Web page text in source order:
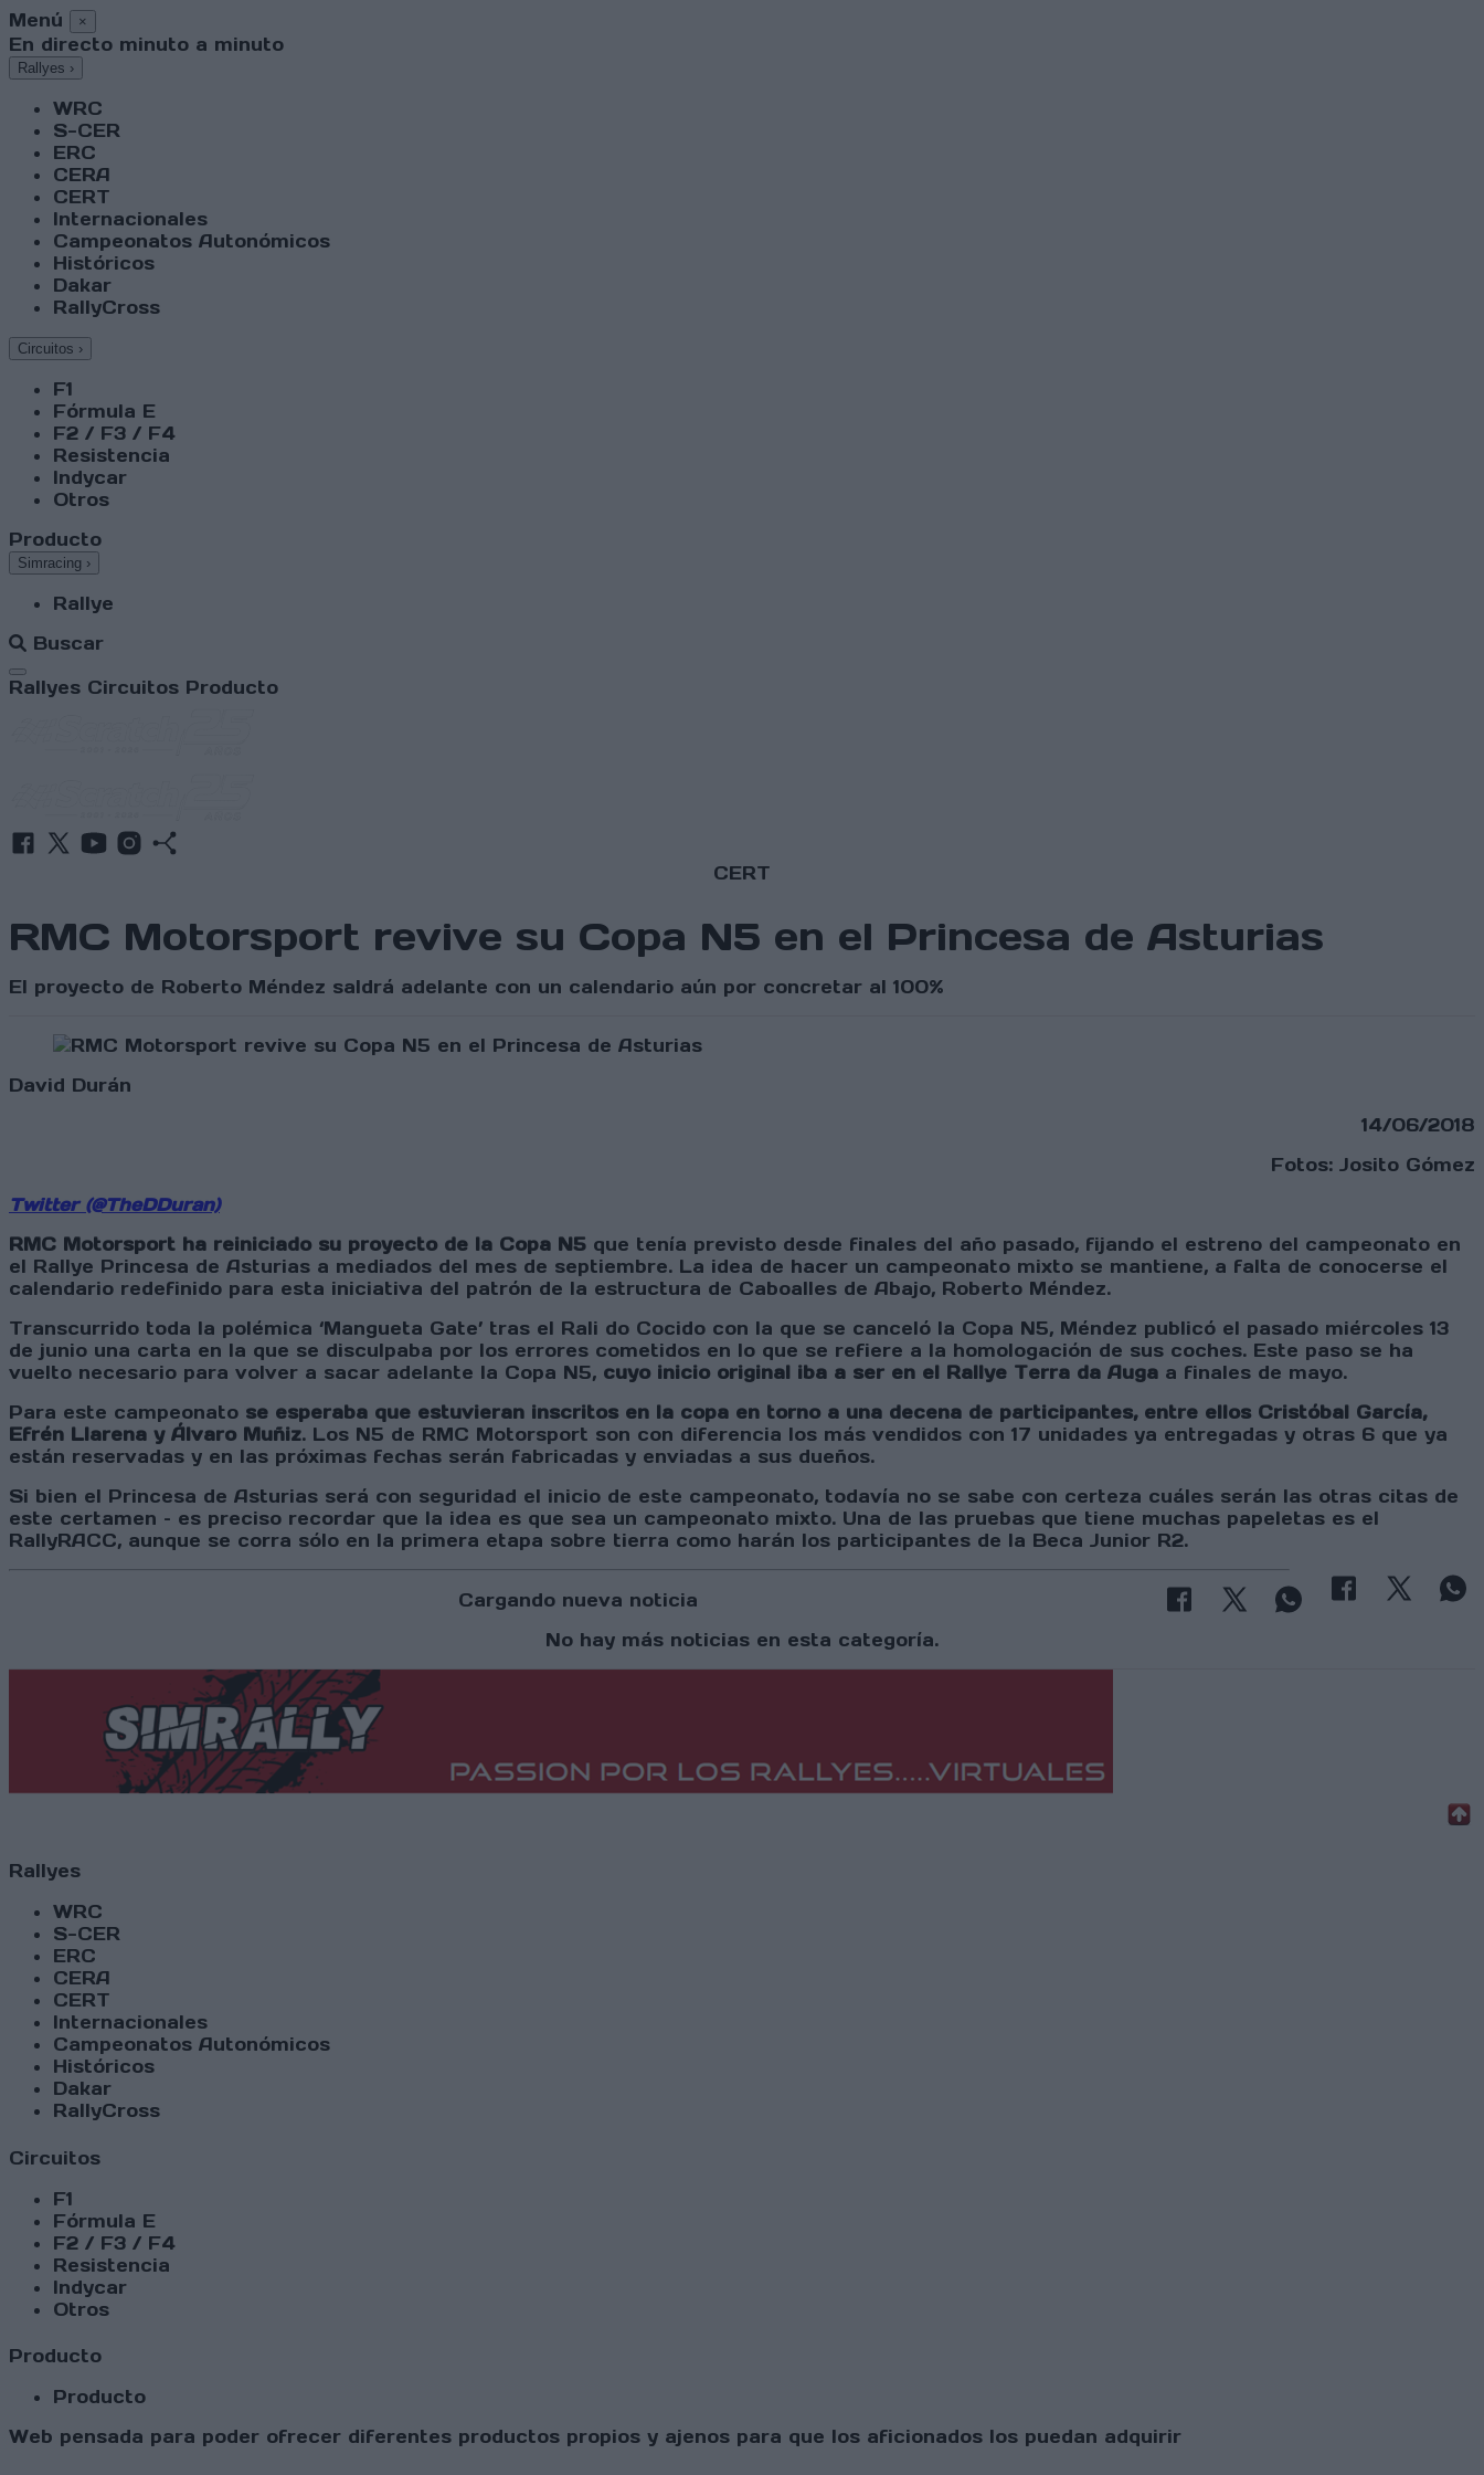
Menú ×
En directo minuto a minuto
Rallyes ›
WRC
S-CER
ERC
CERA
CERT
Internacionales
Campeonatos Autonómicos
Históricos
Dakar
RallyCross
Circuitos ›
F1
Fórmula E
F2 / F3 / F4
Resistencia
Indycar
Otros
Producto
Simracing ›
Rallye
Buscar
Abrir menú
Rallyes Circuitos Producto
CERT
RMC Motorsport revive su Copa N5 en el Princesa de Asturias
El proyecto de Roberto Méndez saldrá adelante con un calendario aún por concretar al 100%
David Durán
14/06/2018
Fotos: Josito Gómez
Twitter (@TheDDuran)
RMC Motorsport ha reiniciado su proyecto de la Copa N5 que tenía previsto desde finales del año pasado, fijando el estreno del campeonato en
el Rallye Princesa de Asturias a mediados del mes de septiembre. La idea de hacer un campeonato mixto se mantiene, a falta de conocerse el
calendario redefinido para esta iniciativa del patrón de la estructura de Caboalles de Abajo, Roberto Méndez.
Transcurrido toda la polémica ‘Mangueta Gate’ tras el Rali do Cocido con la que se canceló la Copa N5, Méndez publicó el pasado miércoles 13
de junio una carta en la que se disculpaba por los errores cometidos en lo que se refiere a la homologación de sus coches. Este paso se ha
vuelto necesario para volver a sacar adelante la Copa N5, cuyo inicio original iba a ser en el Rallye Terra da Auga a finales de mayo.
Para este campeonato se esperaba que estuvieran inscritos en la copa en torno a una decena de participantes, entre ellos Cristóbal García,
Efrén Llarena y Álvaro Muñiz. Los N5 de RMC Motorsport son con diferencia los más vendidos con 17 unidades ya entregadas y otras 6 que ya
están reservadas y en las próximas fechas serán fabricadas y enviadas a sus dueños.
Si bien el Princesa de Asturias será con seguridad el inicio de este campeonato, todavía no se sabe con certeza cuáles serán las otras citas de
este certamen – es preciso recordar que la idea es que sea un campeonato mixto. Una de las pruebas que tiene muchas papeletas es el
RallyRACC, aunque se corra sólo en la primera etapa sobre tierra como harán los participantes de la Beca Junior R2.
Cargando nueva noticia
No hay más noticias en esta categoría.
Rallyes
WRC
S-CER
ERC
CERA
CERT
Internacionales
Campeonatos Autonómicos
Históricos
Dakar
RallyCross
Circuitos
F1
Fórmula E
F2 / F3 / F4
Resistencia
Indycar
Otros
Producto
Producto
Web pensada para poder ofrecer diferentes productos propios y ajenos para que los aficionados los puedan adquirir